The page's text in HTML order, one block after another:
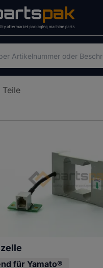
Teile
für Yamato®